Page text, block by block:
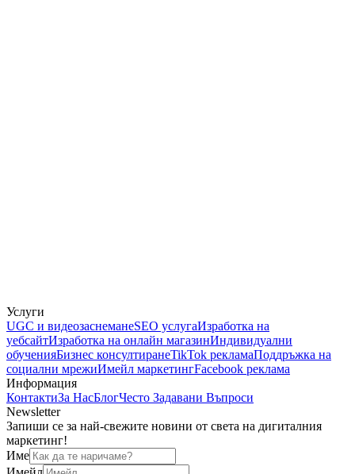
Услуги
UGC и видеозаснеманеSEO услугаИзработка на
уебсайтИзработка на онлайн магазинИндивидуални
обученияБизнес консултиранеTikTok рекламаПоддръжка на
социални мрежиИмейл маркетингFacebook реклама
Информация
КонтактиЗа НасБлогЧесто Задавани Въпроси
Newsletter
Запиши се за най-свежите новини от света на дигиталния
маркетинг!
Име